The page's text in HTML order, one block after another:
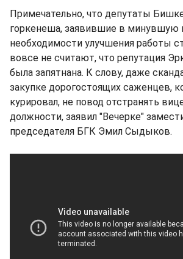
Примечательно, что депутаты
горкенеша, заявившие в минувшую
необходимости улучшения работы
вовсе не считают, что репутация
была запятнана. К слову, даже
закупке дорогостоящих саженцев,
курировал, не повод отстранять
должности, заявил "Вечерке"
председателя БГК Эмил Сыдыков.